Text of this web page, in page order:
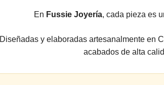
En Fussie Joyería, cada pieza es
Diseñadas y elaboradas artesanalmente en
acabados de alta